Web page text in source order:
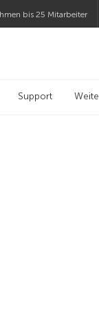
bis 25 Mitarbeiter
Support